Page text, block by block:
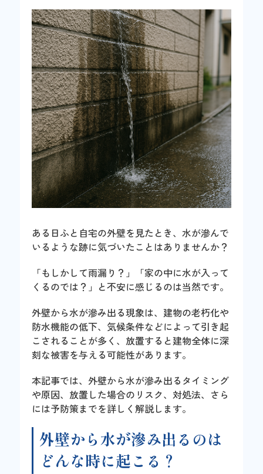
ある日ふと自宅の外壁を見たとき、水が滲んで
いるような跡に気づいたことはありませんか？
「もしかして雨漏り？」「家の中に水が入って
くるのでは？」と不安に感じるのは当然です。
外壁から水が滲み出る現象は、建物の老朽化や
防水機能の低下、気候条件などによって引き起
こされることが多く、放置すると建物全体に深
刻な被害を与える可能性があります。
本記事では、外壁から水が滲み出るタイミング
や原因、放置した場合のリスク、対処法、さら
には予防策までを詳しく解説します。
外壁から水が滲み出るのは
どんな時に起こる？